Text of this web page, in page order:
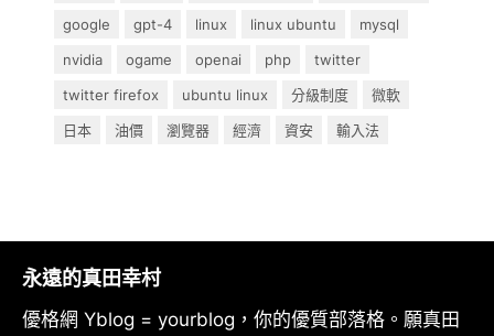
google
gpt-4 linux linux ubuntu
mysql
nvidia
ogame openai php
twitter
twitter firefox
ubuntu linux 分級制度
微軟
日本
油價 瀏覽器 經濟 資安 輸入法
永遠的真田幸村
優格網 Yblog = yourblog，你的優質部落格。願真田